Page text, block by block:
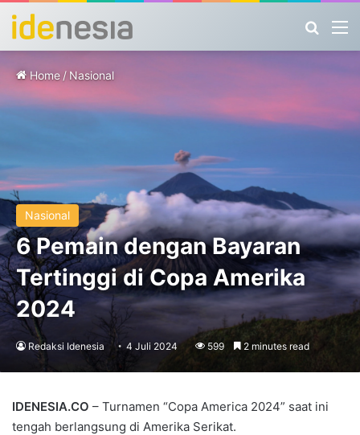
Home / Nasional
Nasional
6 Pemain dengan Bayaran
Tertinggi di Copa Amerika
2024
Redaksi Idenesia 4 Juli 2024 599 2 minutes read
IDENESIA.CO – Turnamen “Copa America 2024” saat ini
tengah berlangsung di Amerika Serikat.